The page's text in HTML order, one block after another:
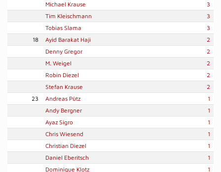
Michael Krause
3
Tim Kleischmann
3
Tobias Slama
3
18
Ayid Barakat Haji
2
Denny Gregor
2
M. Weigel
2
Robin Diezel
2
Stefan Krause
2
23
Andreas Pütz
1
Andy Bergner
1
Ayaz Sigro
1
Chris Wiesend
1
Christian Diezel
1
Daniel Eberitsch
1
Dominique Klotz
1